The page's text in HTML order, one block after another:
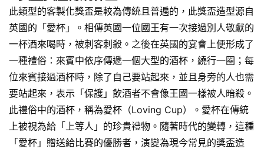
此類型的客製化獎盃是較為傳統且普遍的，此獎盃造型源自
英國的「愛杯」。相傳英國一位國王有一次接過別人敬獻的
一杯酒來喝時，被刺客刺殺。之後在英國的宴會上便形成了
一種禮俗：來賓中依序傳遞一個大型的酒杯，繞行一圈；每
位來賓接過酒杯時，除了自己要站起來，並且身旁的人也需
要站起來，表示「保護」飲酒者不會像王國一樣被人暗殺。
此禮俗中的酒杯，稱為愛杯（Loving Cup）。愛杯在傳統
上被視為給「上等人」的珍貴禮物。隨著時代的變轉，這種
「愛杯」贈送給比賽的優勝者，演變為現今常見的獎盃造